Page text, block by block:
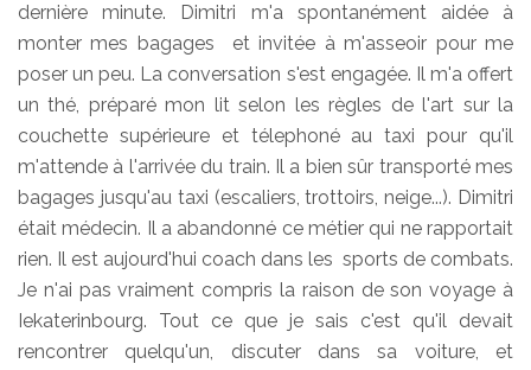
dernière minute. Dimitri m'a spontanément aidée à
monter mes bagages et invitée à m'asseoir pour me
poser un peu. La conversation s'est engagée. Il m'a offert
un thé, préparé mon lit selon les règles de l'art sur la
couchette supérieure et télephoné au taxi pour qu'il
m'attende à l'arrivée du train. Il a bien sûr transporté mes
bagages jusqu'au taxi (escaliers, trottoirs, neige...). Dimitri
était médecin. Il a abandonné ce métier qui ne rapportait
rien. Il est aujourd'hui coach dans les sports de combats.
Je n'ai pas vraiment compris la raison de son voyage à
Iekaterinbourg. Tout ce que je sais c'est qu'il devait
rencontrer quelqu'un, discuter dans sa voiture, et